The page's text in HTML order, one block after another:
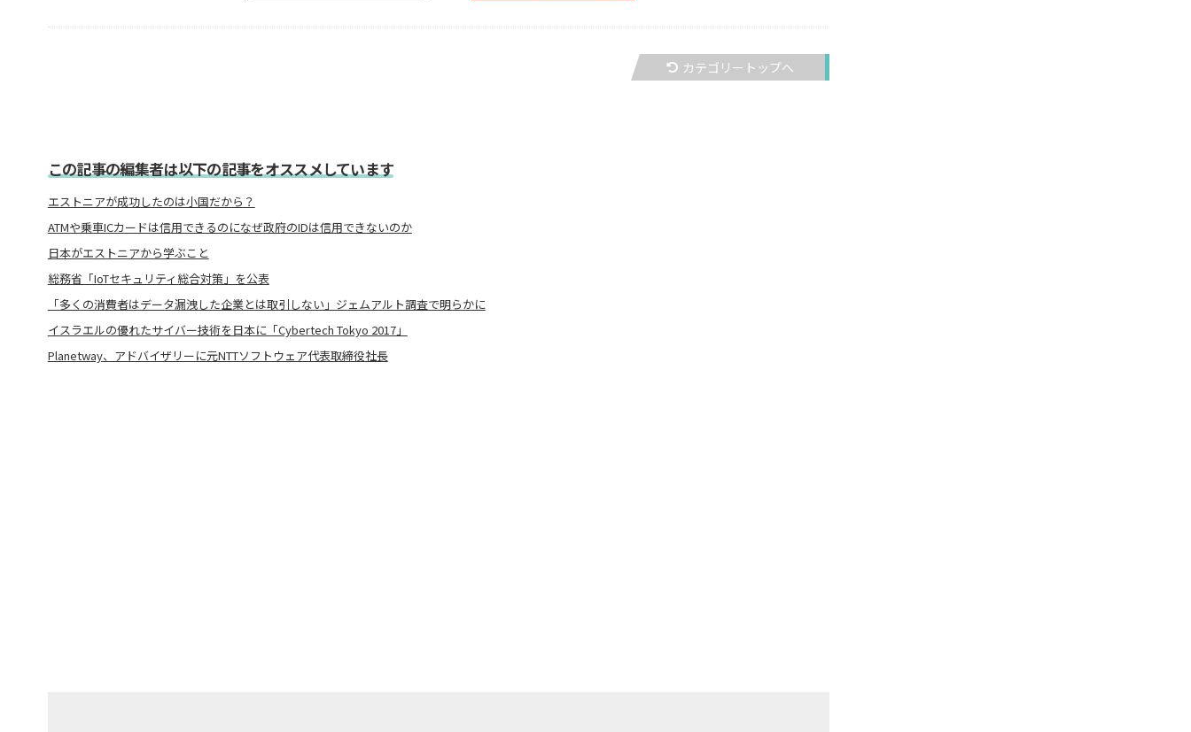
カテゴリートップへ
この記事の編集者は以下の記事をオススメしています
エストニアが成功したのは小国だから？
ATMや乗車ICカードは信用できるのになぜ政府のIDは信用できないのか
日本がエストニアから学ぶこと
総務省「IoTセキュリティ総合対策」を公表
「多くの消費者はデータ漏洩した企業とは取引しない」ジェムアルト調査で明らかに
イスラエルの優れたサイバー技術を日本に「Cybertech Tokyo 2017」
Planetway、アドバイザリーに元NTTソフトウェア代表取締役社長